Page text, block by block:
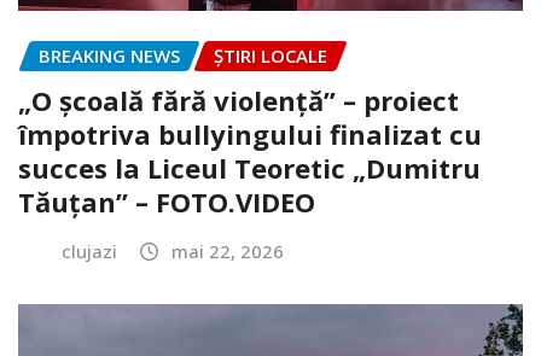
BREAKING NEWS ȘTIRI LOCALE
„O școală fără violență” – proiect
împotriva bullyingului finalizat cu
succes la Liceul Teoretic „Dumitru
Tăuțan” – FOTO.VIDEO
clujazi mai 22, 2026